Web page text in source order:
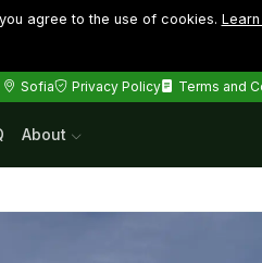
agree to the use of cookies.
Sofia Privacy Policy Terms and
About